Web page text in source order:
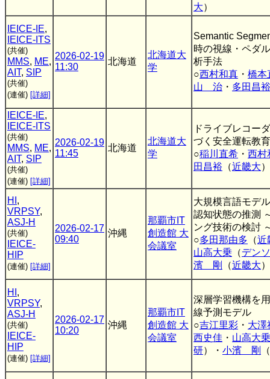
大）
IEICE-IE,
IEICE-ITS
(共催)
MMS, ME,
AIT, SIP
(共催)
(連催) [詳細]
2026-02-19
11:30
北海道
北海道大
学
Semantic
時の視線・ペダ
析手法
○西村和真 ・ 橋本
山 治 ・ 多田昌裕
IEICE-IE,
IEICE-ITS
(共催)
MMS, ME,
AIT, SIP
(共催)
(連催) [詳細]
2026-02-19
11:45
北海道
北海道大
学
ドライブレコー
づく安全運転教
○稲川直希 ・ 西村
田昌裕 （近畿大）
HI ,
VRPSY,
ASJ-H
(共催)
IEICE-
HIP
(連催) [詳細]
2026-02-17
09:40
沖縄
那覇市IT
創造館 大
会議室
大規模言語モデ
認知状態の推測
ング技術の検討
○多田那由多 （近
山高大乗 （デン
濱 剛
（近畿大）
HI ,
VRPSY,
ASJ-H
(共催)
IEICE-
HIP
(連催) [詳細]
2026-02-17
10:20
沖縄
那覇市IT
創造館 大
会議室
深層学習機構を
線予測モデル
○吉江里彩 ・ 大澤
西史佳 ・ 山高大乗
研）・ 小濱 剛 （